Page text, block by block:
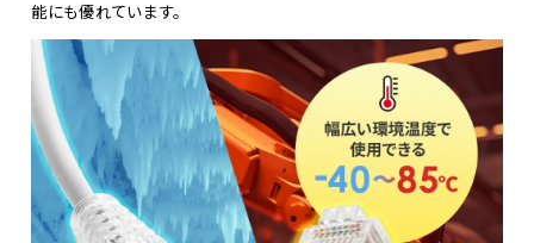
能にも優れています。